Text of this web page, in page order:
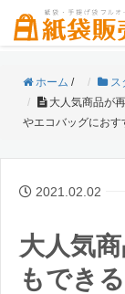
ホーム / ス
大人気商品が
やエコバッグにおす
2021.02.02
大人気
もでき